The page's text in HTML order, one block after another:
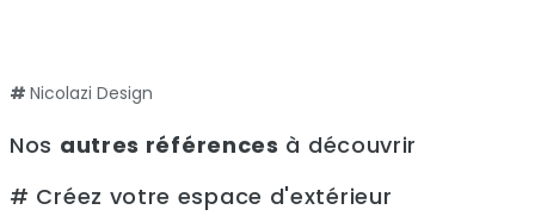
# Nicolazi Design
Nos autres références à découvrir
# Créez votre espace d'extérieur